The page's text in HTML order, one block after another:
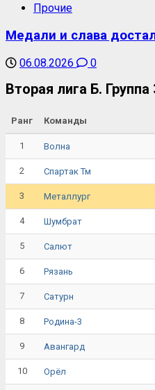
Прочие
Медали и слава
06.08.2026 0
Вторая лига Б. Группа
Ранг Команды
1 Волна
2 Спартак Тм
3 Металлург
4 Шумбрат
5 Салют
6 Рязань
7 Сатурн
8 Родина-3
9 Авангард
10 Орёл